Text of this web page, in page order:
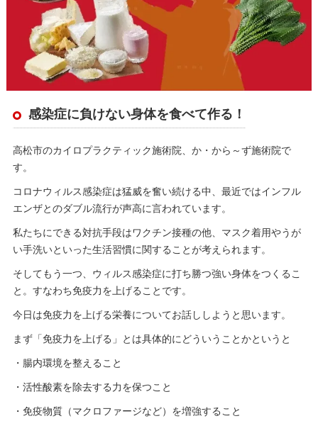
感染症に負けない身体を食べて作る！
高松市のカイロプラクティック施術院、か・から～ず施術院で
す。
コロナウィルス感染症は猛威を奮い続ける中、最近ではインフル
エンザとのダブル流行が声高に言われています。
私たちにできる対抗手段はワクチン接種の他、マスク着用やうが
い手洗いといった生活習慣に関することが考えられます。
そしてもう一つ、ウィルス感染症に打ち勝つ強い身体をつくるこ
と。すなわち免疫力を上げることです。
今日は免疫力を上げる栄養についてお話ししようと思います。
まず「免疫力を上げる」とは具体的にどういうことかというと
・腸内環境を整えること
・活性酸素を除去する力を保つこと
・免疫物質（マクロファージなど）を増強すること